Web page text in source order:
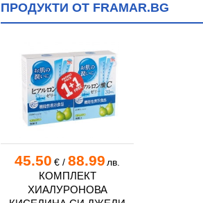
ПРОДУКТИ ОТ FRAMAR.BG
45.50 €/ 88.99 лв.
КОМПЛЕКТ
ХИАЛУРОНОВА